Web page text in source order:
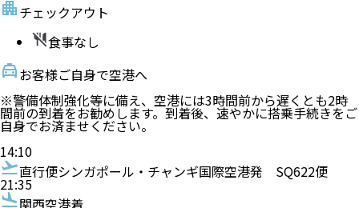
チェックアウト
食事なし
お客様ご自身で空港へ
※警備体制強化等に備え、空港には3時間前から遅くとも2時
間前の到着をお勧めします。到着後、速やかに搭乗手続きをご
自身でお済ませください。
14:10
直行便シンガポール・チャンギ国際空港発 SQ622便
21:35
関西空港着